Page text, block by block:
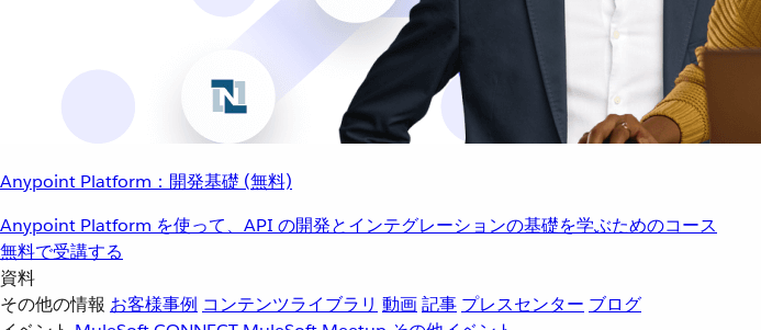
Anypoint Platform：開発基礎 (無料)
Anypoint Platform を使って、API の開発とインテグレーションの基礎を学ぶためのコース
無料で受講する
資料
その他の情報 お客様事例 コンテンツライブラリ 動画記事 プレスセンター ブログ